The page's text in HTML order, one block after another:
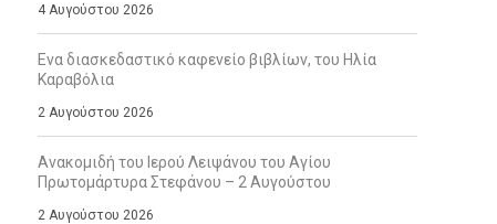
4 Αυγούστου 2026
Ενα διασκεδαστικό καφενείο βιβλίων, του Ηλία
Καραβόλια
2 Αυγούστου 2026
Ανακομιδή του Ιερού Λειψάνου του Αγίου
Πρωτομάρτυρα Στεφάνου – 2 Αυγούστου
2 Αυγούστου 2026